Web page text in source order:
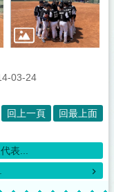
03-24
回上一頁 回最上面
表...